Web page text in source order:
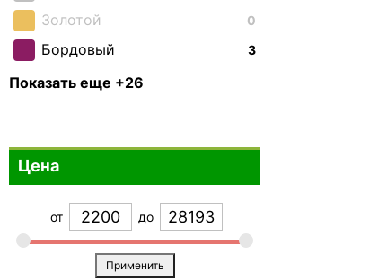
0
Золотой
3
Бордовый
Зеленый
Фиолетовый
Коричневый
Голубой
Показать еще +26
Цена
от до
Применить